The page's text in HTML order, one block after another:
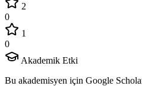
2
0
1
0
Akademik Etki
Bu akademisyen için Google